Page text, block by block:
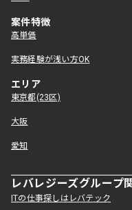
案件特徴
高単価
実務経験が浅い方OK
エリア
東京都(23区)
大阪
愛知
レバレジーズグループ
ITの仕事探しはレバテック